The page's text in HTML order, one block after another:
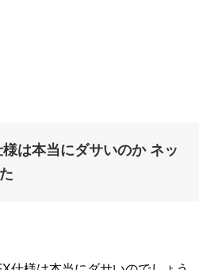
は本当にダサいのか ネッ